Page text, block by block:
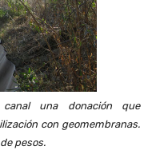
canal una donación que
con geomembranas.
pesos.